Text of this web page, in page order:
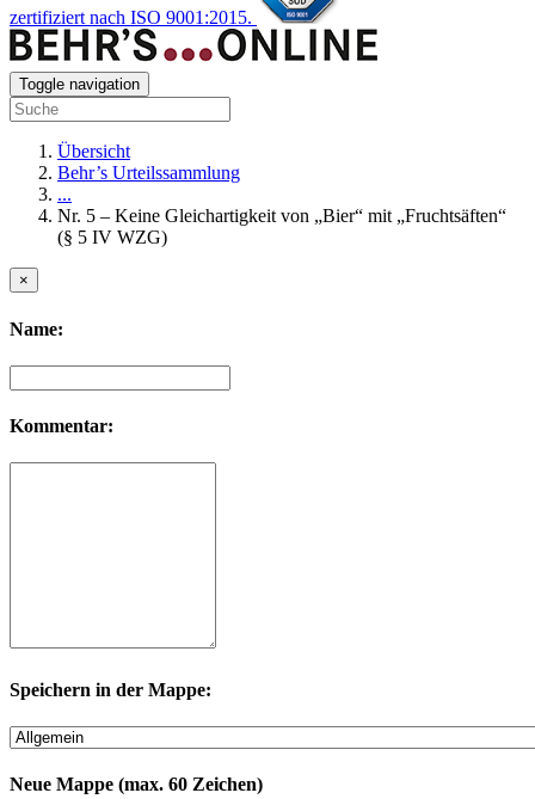
zertifiziert nach ISO 9001:2015.
Toggle navigation
Übersicht
Behr’s Urteilssammlung
...
Nr. 5 – Keine Gleichartigkeit von „Bier“ mit „Fruchtsäften“
(§ 5 IV WZG)
×
Name:
Kommentar:
Speichern in der Mappe:
Neue Mappe (max. 60 Zeichen)